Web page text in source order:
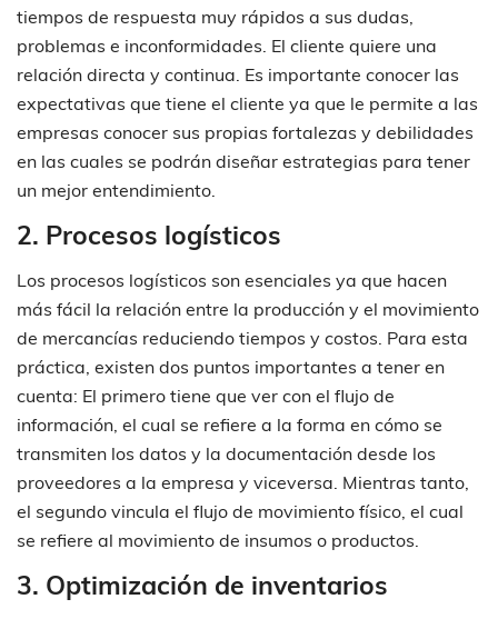
tiempos de respuesta muy rápidos a sus dudas,
problemas e inconformidades. El cliente quiere una
relación directa y continua. Es importante conocer las
expectativas que tiene el cliente ya que le permite a las
empresas conocer sus propias fortalezas y debilidades
en las cuales se podrán diseñar estrategias para tener
un mejor entendimiento.
2. Procesos logísticos
Los procesos logísticos son esenciales ya que hacen
más fácil la relación entre la producción y el movimiento
de mercancías reduciendo tiempos y costos. Para esta
práctica, existen dos puntos importantes a tener en
cuenta: El primero tiene que ver con el flujo de
información, el cual se refiere a la forma en cómo se
transmiten los datos y la documentación desde los
proveedores a la empresa y viceversa. Mientras tanto,
el segundo vincula el flujo de movimiento físico, el cual
se refiere al movimiento de insumos o productos.
3. Optimización de inventarios